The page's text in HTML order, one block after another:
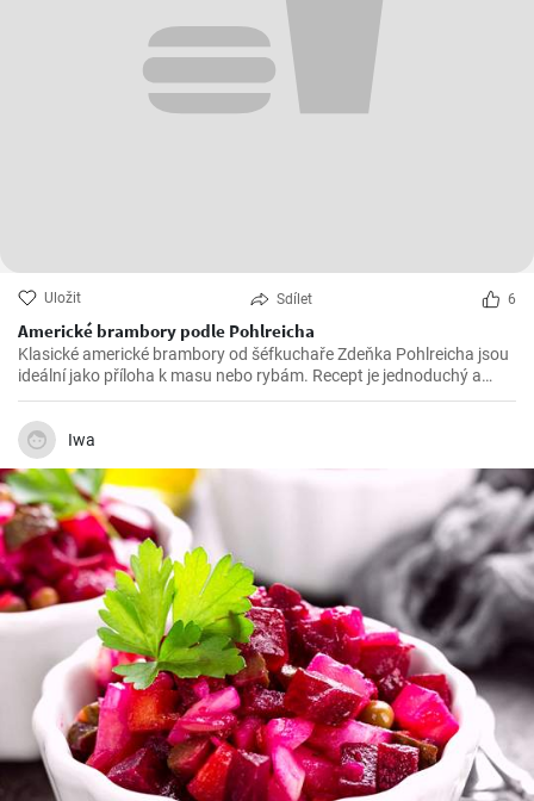
Uložit Sdílet 6
Americké brambory podle Pohlreicha
Klasické americké brambory od šéfkuchaře Zdeňka Pohlreicha jsou
ideální jako příloha k masu nebo rybám. Recept je jednoduchý a
výsledek vždy vynikající.
Iwa